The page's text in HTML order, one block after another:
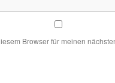
Browser für meinen